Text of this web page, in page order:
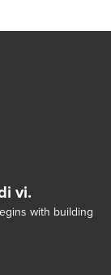
vi.
with building